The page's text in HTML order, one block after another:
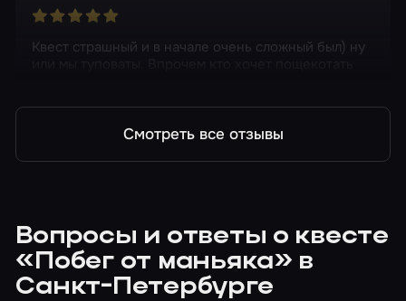
Квест страшный и в начале очень сложный был) ну
Смотреть все отзывы
Вопросы и ответы о квесте
«Побег от маньяка» в
Санкт-Петербурге